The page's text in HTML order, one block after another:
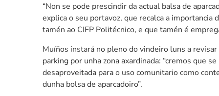
“Non se pode prescindir da actual balsa de
explica o seu portavoz, que recalca a
tamén ao CIFP Politécnico, e que tamén é
Muíños instará no pleno do vindeiro luns a
parking por unha zona axardinada: “cremos que
desaproveitada para o uso comunitario como
dunha bolsa de aparcadoiro”.